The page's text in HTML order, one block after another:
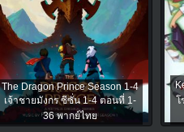
The Dragon Prince Season 1-4
เจ้าชายมังกร ซีซั่น 1-4 ตอนที่ 1-
36 พากย์ไทย
โ